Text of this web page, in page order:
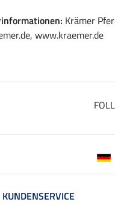
Krämer
www.kraemer.de
KUNDENSERVICE